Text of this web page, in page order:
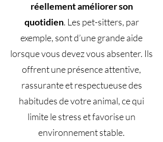
réellement améliorer son
quotidien. Les pet-sitters, par
exemple, sont d’une grande aide
lorsque vous devez vous absenter. Ils
offrent une présence attentive,
rassurante et respectueuse des
habitudes de votre animal, ce qui
limite le stress et favorise un
environnement stable.